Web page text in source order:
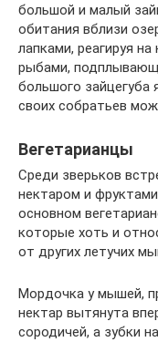
большой и малый
обитания вблизи
лапками, реагируя
рыбами,
большого зайцегуба
своих собратьев
Вегетарианцы
Среди зверьков
нектаром и
основном
которые хоть и
от других летучих
Мордочка у мышей,
нектар вытянута
сородичей, а зубки